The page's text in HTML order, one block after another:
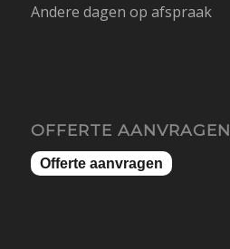
Andere dagen op afspraak
OFFERTE AANVRAGEN
Offerte aanvragen